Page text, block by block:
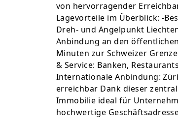
von hervorragender
Lagevorteile im Überblick: -
Dreh- und Angelpunkt
Anbindung an den
Minuten zur Schweizer
& Service: Banken,
Internationale Anbindung:
erreichbar Dank dieser
Immobilie ideal für
hochwertige